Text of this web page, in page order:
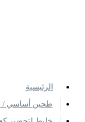
اﻟﺮﺋﻴﺴﻴﺔ
طحين أساسي /